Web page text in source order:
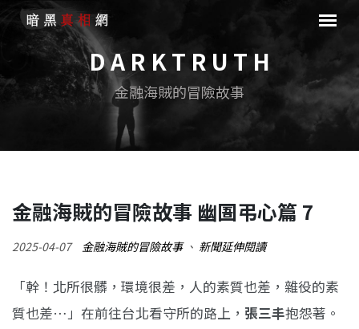
D A R K T R U T H
金融海賊的冒險故事
金融海賊的冒險故事 幽圄弔心篇 7
2025-04-07 金融海賊的冒險故事、 新聞延伸閱讀
「幹！北所很髒，環境很差，人的素質也差，雜役的素
質也差…」在前往台北看守所的路上， 張三丰抱怨著。